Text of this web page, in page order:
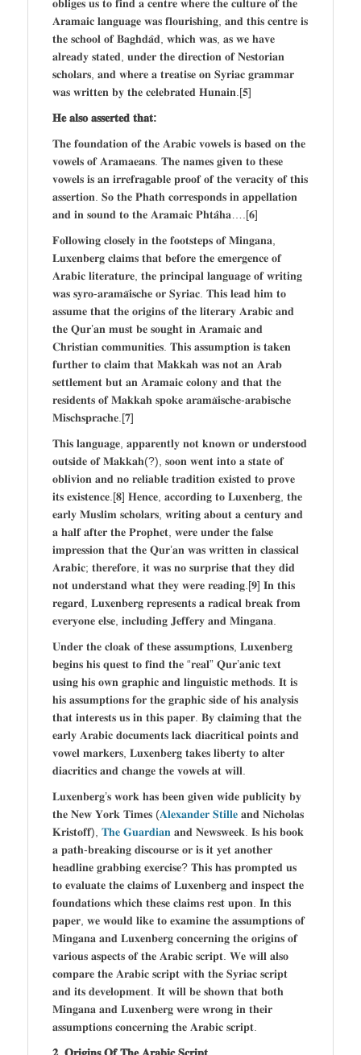
𝐨𝐛𝐥𝐢𝐠𝐞𝐬 𝐮𝐬 𝐭𝐨 𝐟𝐢𝐧𝐝 𝐚 𝐜𝐞𝐧𝐭𝐫𝐞 𝐰𝐡𝐞𝐫𝐞 𝐭𝐡𝐞 𝐜𝐮𝐥𝐭𝐮𝐫𝐞 𝐨𝐟 𝐭𝐡𝐞
𝐀𝐫𝐚𝐦𝐚𝐢𝐜 𝐥𝐚𝐧𝐠𝐮𝐚𝐠𝐞 𝐰𝐚𝐬 𝐟𝐥𝐨𝐮𝐫𝐢𝐬𝐡𝐢𝐧𝐠, 𝐚𝐧𝐝 𝐭𝐡𝐢𝐬 𝐜𝐞𝐧𝐭𝐫𝐞 𝐢𝐬
𝐭𝐡𝐞 𝐬𝐜𝐡𝐨𝐨𝐥 𝐨𝐟 𝐁𝐚𝐠𝐡𝐝𝐚̂𝐝, 𝐰𝐡𝐢𝐜𝐡 𝐰𝐚𝐬, 𝐚𝐬 𝐰𝐞 𝐡𝐚𝐯𝐞
𝐚𝐥𝐫𝐞𝐚𝐝𝐲 𝐬𝐭𝐚𝐭𝐞𝐝, 𝐮𝐧𝐝𝐞𝐫 𝐭𝐡𝐞 𝐝𝐢𝐫𝐞𝐜𝐭𝐢𝐨𝐧 𝐨𝐟 𝐍𝐞𝐬𝐭𝐨𝐫𝐢𝐚𝐧
𝐬𝐜𝐡𝐨𝐥𝐚𝐫𝐬, 𝐚𝐧𝐝 𝐰𝐡𝐞𝐫𝐞 𝐚 𝐭𝐫𝐞𝐚𝐭𝐢𝐬𝐞 𝐨𝐧 𝐒𝐲𝐫𝐢𝐚𝐜 𝐠𝐫𝐚𝐦𝐦𝐚𝐫
𝐰𝐚𝐬 𝐰𝐫𝐢𝐭𝐭𝐞𝐧 𝐛𝐲 𝐭𝐡𝐞 𝐜𝐞𝐥𝐞𝐛𝐫𝐚𝐭𝐞𝐝 𝐇𝐮𝐧𝐚𝐢𝐧.[𝟓]
𝐇𝐞 𝐚𝐥𝐬𝐨 𝐚𝐬𝐬𝐞𝐫𝐭𝐞𝐝 𝐭𝐡𝐚𝐭:
𝐓𝐡𝐞 𝐟𝐨𝐮𝐧𝐝𝐚𝐭𝐢𝐨𝐧 𝐨𝐟 𝐭𝐡𝐞 𝐀𝐫𝐚𝐛𝐢𝐜 𝐯𝐨𝐰𝐞𝐥𝐬 𝐢𝐬 𝐛𝐚𝐬𝐞𝐝 𝐨𝐧 𝐭𝐡𝐞
𝐯𝐨𝐰𝐞𝐥𝐬 𝐨𝐟 𝐀𝐫𝐚𝐦𝐚𝐞𝐚𝐧𝐬. 𝐓𝐡𝐞 𝐧𝐚𝐦𝐞𝐬 𝐠𝐢𝐯𝐞𝐧 𝐭𝐨 𝐭𝐡𝐞𝐬𝐞
𝐯𝐨𝐰𝐞𝐥𝐬 𝐢𝐬 𝐚𝐧 𝐢𝐫𝐫𝐞𝐟𝐫𝐚𝐠𝐚𝐛𝐥𝐞 𝐩𝐫𝐨𝐨𝐟 𝐨𝐟 𝐭𝐡𝐞 𝐯𝐞𝐫𝐚𝐜𝐢𝐭𝐲 𝐨𝐟 𝐭𝐡𝐢𝐬
𝐚𝐬𝐬𝐞𝐫𝐭𝐢𝐨𝐧. 𝐒𝐨 𝐭𝐡𝐞 𝐏𝐡𝐚𝐭𝐡 𝐜𝐨𝐫𝐫𝐞𝐬𝐩𝐨𝐧𝐝𝐬 𝐢𝐧 𝐚𝐩𝐩𝐞𝐥𝐥𝐚𝐭𝐢𝐨𝐧
𝐚𝐧𝐝 𝐢𝐧 𝐬𝐨𝐮𝐧𝐝 𝐭𝐨 𝐭𝐡𝐞 𝐀𝐫𝐚𝐦𝐚𝐢𝐜 𝐏𝐡𝐭𝐚̂𝐡𝐚….[𝟔]
𝐅𝐨𝐥𝐥𝐨𝐰𝐢𝐧𝐠 𝐜𝐥𝐨𝐬𝐞𝐥𝐲 𝐢𝐧 𝐭𝐡𝐞 𝐟𝐨𝐨𝐭𝐬𝐭𝐞𝐩𝐬 𝐨𝐟 𝐌𝐢𝐧𝐠𝐚𝐧𝐚,
𝐋𝐮𝐱𝐞𝐧𝐛𝐞𝐫𝐠 𝐜𝐥𝐚𝐢𝐦𝐬 𝐭𝐡𝐚𝐭 𝐛𝐞𝐟𝐨𝐫𝐞 𝐭𝐡𝐞 𝐞𝐦𝐞𝐫𝐠𝐞𝐧𝐜𝐞 𝐨𝐟
𝐀𝐫𝐚𝐛𝐢𝐜 𝐥𝐢𝐭𝐞𝐫𝐚𝐭𝐮𝐫𝐞, 𝐭𝐡𝐞 𝐩𝐫𝐢𝐧𝐜𝐢𝐩𝐚𝐥 𝐥𝐚𝐧𝐠𝐮𝐚𝐠𝐞 𝐨𝐟 𝐰𝐫𝐢𝐭𝐢𝐧𝐠
𝐰𝐚𝐬 𝐬𝐲𝐫𝐨-𝐚𝐫𝐚𝐦𝐚̈𝐢𝐬𝐜𝐡𝐞 𝐨𝐫 𝐒𝐲𝐫𝐢𝐚𝐜. 𝐓𝐡𝐢𝐬 𝐥𝐞𝐚𝐝 𝐡𝐢𝐦 𝐭𝐨
𝐚𝐬𝐬𝐮𝐦𝐞 𝐭𝐡𝐚𝐭 𝐭𝐡𝐞 𝐨𝐫𝐢𝐠𝐢𝐧𝐬 𝐨𝐟 𝐭𝐡𝐞 𝐥𝐢𝐭𝐞𝐫𝐚𝐫𝐲 𝐀𝐫𝐚𝐛𝐢𝐜 𝐚𝐧𝐝
𝐭𝐡𝐞 𝐐𝐮𝐫’𝐚𝐧 𝐦𝐮𝐬𝐭 𝐛𝐞 𝐬𝐨𝐮𝐠𝐡𝐭 𝐢𝐧 𝐀𝐫𝐚𝐦𝐚𝐢𝐜 𝐚𝐧𝐝
𝐂𝐡𝐫𝐢𝐬𝐭𝐢𝐚𝐧 𝐜𝐨𝐦𝐦𝐮𝐧𝐢𝐭𝐢𝐞𝐬. 𝐓𝐡𝐢𝐬 𝐚𝐬𝐬𝐮𝐦𝐩𝐭𝐢𝐨𝐧 𝐢𝐬 𝐭𝐚𝐤𝐞𝐧
𝐟𝐮𝐫𝐭𝐡𝐞𝐫 𝐭𝐨 𝐜𝐥𝐚𝐢𝐦 𝐭𝐡𝐚𝐭 𝐌𝐚𝐤𝐤𝐚𝐡 𝐰𝐚𝐬 𝐧𝐨𝐭 𝐚𝐧 𝐀𝐫𝐚𝐛
𝐬𝐞𝐭𝐭𝐥𝐞𝐦𝐞𝐧𝐭 𝐛𝐮𝐭 𝐚𝐧 𝐀𝐫𝐚𝐦𝐚𝐢𝐜 𝐜𝐨𝐥𝐨𝐧𝐲 𝐚𝐧𝐝 𝐭𝐡𝐚𝐭 𝐭𝐡𝐞
𝐫𝐞𝐬𝐢𝐝𝐞𝐧𝐭𝐬 𝐨𝐟 𝐌𝐚𝐤𝐤𝐚𝐡 𝐬𝐩𝐨𝐤𝐞 𝐚𝐫𝐚𝐦𝐚̈𝐢𝐬𝐜𝐡𝐞-𝐚𝐫𝐚𝐛𝐢𝐬𝐜𝐡𝐞
𝐌𝐢𝐬𝐜𝐡𝐬𝐩𝐫𝐚𝐜𝐡𝐞.[𝟕]
𝐓𝐡𝐢𝐬 𝐥𝐚𝐧𝐠𝐮𝐚𝐠𝐞, 𝐚𝐩𝐩𝐚𝐫𝐞𝐧𝐭𝐥𝐲 𝐧𝐨𝐭 𝐤𝐧𝐨𝐰𝐧 𝐨𝐫 𝐮𝐧𝐝𝐞𝐫𝐬𝐭𝐨𝐨𝐝
𝐨𝐮𝐭𝐬𝐢𝐝𝐞 𝐨𝐟 𝐌𝐚𝐤𝐤𝐚𝐡(?), 𝐬𝐨𝐨𝐧 𝐰𝐞𝐧𝐭 𝐢𝐧𝐭𝐨 𝐚 𝐬𝐭𝐚𝐭𝐞 𝐨𝐟
𝐨𝐛𝐥𝐢𝐯𝐢𝐨𝐧 𝐚𝐧𝐝 𝐧𝐨 𝐫𝐞𝐥𝐢𝐚𝐛𝐥𝐞 𝐭𝐫𝐚𝐝𝐢𝐭𝐢𝐨𝐧 𝐞𝐱𝐢𝐬𝐭𝐞𝐝 𝐭𝐨 𝐩𝐫𝐨𝐯𝐞
𝐢𝐭𝐬 𝐞𝐱𝐢𝐬𝐭𝐞𝐧𝐜𝐞.[𝟖] 𝐇𝐞𝐧𝐜𝐞, 𝐚𝐜𝐜𝐨𝐫𝐝𝐢𝐧𝐠 𝐭𝐨 𝐋𝐮𝐱𝐞𝐧𝐛𝐞𝐫𝐠, 𝐭𝐡𝐞
𝐞𝐚𝐫𝐥𝐲 𝐌𝐮𝐬𝐥𝐢𝐦 𝐬𝐜𝐡𝐨𝐥𝐚𝐫𝐬, 𝐰𝐫𝐢𝐭𝐢𝐧𝐠 𝐚𝐛𝐨𝐮𝐭 𝐚 𝐜𝐞𝐧𝐭𝐮𝐫𝐲 𝐚𝐧𝐝
𝐚 𝐡𝐚𝐥𝐟 𝐚𝐟𝐭𝐞𝐫 𝐭𝐡𝐞 𝐏𝐫𝐨𝐩𝐡𝐞𝐭, 𝐰𝐞𝐫𝐞 𝐮𝐧𝐝𝐞𝐫 𝐭𝐡𝐞 𝐟𝐚𝐥𝐬𝐞
𝐢𝐦𝐩𝐫𝐞𝐬𝐬𝐢𝐨𝐧 𝐭𝐡𝐚𝐭 𝐭𝐡𝐞 𝐐𝐮𝐫’𝐚𝐧 𝐰𝐚𝐬 𝐰𝐫𝐢𝐭𝐭𝐞𝐧 𝐢𝐧 𝐜𝐥𝐚𝐬𝐬𝐢𝐜𝐚𝐥
𝐀𝐫𝐚𝐛𝐢𝐜; 𝐭𝐡𝐞𝐫𝐞𝐟𝐨𝐫𝐞, 𝐢𝐭 𝐰𝐚𝐬 𝐧𝐨 𝐬𝐮𝐫𝐩𝐫𝐢𝐬𝐞 𝐭𝐡𝐚𝐭 𝐭𝐡𝐞𝐲 𝐝𝐢𝐝
𝐧𝐨𝐭 𝐮𝐧𝐝𝐞𝐫𝐬𝐭𝐚𝐧𝐝 𝐰𝐡𝐚𝐭 𝐭𝐡𝐞𝐲 𝐰𝐞𝐫𝐞 𝐫𝐞𝐚𝐝𝐢𝐧𝐠.[𝟗] 𝐈𝐧 𝐭𝐡𝐢𝐬
𝐫𝐞𝐠𝐚𝐫𝐝, 𝐋𝐮𝐱𝐞𝐧𝐛𝐞𝐫𝐠 𝐫𝐞𝐩𝐫𝐞𝐬𝐞𝐧𝐭𝐬 𝐚 𝐫𝐚𝐝𝐢𝐜𝐚𝐥 𝐛𝐫𝐞𝐚𝐤 𝐟𝐫𝐨𝐦
𝐞𝐯𝐞𝐫𝐲𝐨𝐧𝐞 𝐞𝐥𝐬𝐞, 𝐢𝐧𝐜𝐥𝐮𝐝𝐢𝐧𝐠 𝐉𝐞𝐟𝐟𝐞𝐫𝐲 𝐚𝐧𝐝 𝐌𝐢𝐧𝐠𝐚𝐧𝐚.
𝐔𝐧𝐝𝐞𝐫 𝐭𝐡𝐞 𝐜𝐥𝐨𝐚𝐤 𝐨𝐟 𝐭𝐡𝐞𝐬𝐞 𝐚𝐬𝐬𝐮𝐦𝐩𝐭𝐢𝐨𝐧𝐬, 𝐋𝐮𝐱𝐞𝐧𝐛𝐞𝐫𝐠
𝐛𝐞𝐠𝐢𝐧𝐬 𝐡𝐢𝐬 𝐪𝐮𝐞𝐬𝐭 𝐭𝐨 𝐟𝐢𝐧𝐝 𝐭𝐡𝐞 “𝐫𝐞𝐚𝐥” 𝐐𝐮𝐫’𝐚𝐧𝐢𝐜 𝐭𝐞𝐱𝐭
𝐮𝐬𝐢𝐧𝐠 𝐡𝐢𝐬 𝐨𝐰𝐧 𝐠𝐫𝐚𝐩𝐡𝐢𝐜 𝐚𝐧𝐝 𝐥𝐢𝐧𝐠𝐮𝐢𝐬𝐭𝐢𝐜 𝐦𝐞𝐭𝐡𝐨𝐝𝐬. 𝐈𝐭 𝐢𝐬
𝐡𝐢𝐬 𝐚𝐬𝐬𝐮𝐦𝐩𝐭𝐢𝐨𝐧𝐬 𝐟𝐨𝐫 𝐭𝐡𝐞 𝐠𝐫𝐚𝐩𝐡𝐢𝐜 𝐬𝐢𝐝𝐞 𝐨𝐟 𝐡𝐢𝐬 𝐚𝐧𝐚𝐥𝐲𝐬𝐢𝐬
𝐭𝐡𝐚𝐭 𝐢𝐧𝐭𝐞𝐫𝐞𝐬𝐭𝐬 𝐮𝐬 𝐢𝐧 𝐭𝐡𝐢𝐬 𝐩𝐚𝐩𝐞𝐫. 𝐁𝐲 𝐜𝐥𝐚𝐢𝐦𝐢𝐧𝐠 𝐭𝐡𝐚𝐭 𝐭𝐡𝐞
𝐞𝐚𝐫𝐥𝐲 𝐀𝐫𝐚𝐛𝐢𝐜 𝐝𝐨𝐜𝐮𝐦𝐞𝐧𝐭𝐬 𝐥𝐚𝐜𝐤 𝐝𝐢𝐚𝐜𝐫𝐢𝐭𝐢𝐜𝐚𝐥 𝐩𝐨𝐢𝐧𝐭𝐬 𝐚𝐧𝐝
𝐯𝐨𝐰𝐞𝐥 𝐦𝐚𝐫𝐤𝐞𝐫𝐬, 𝐋𝐮𝐱𝐞𝐧𝐛𝐞𝐫𝐠 𝐭𝐚𝐤𝐞𝐬 𝐥𝐢𝐛𝐞𝐫𝐭𝐲 𝐭𝐨 𝐚𝐥𝐭𝐞𝐫
𝐝𝐢𝐚𝐜𝐫𝐢𝐭𝐢𝐜𝐬 𝐚𝐧𝐝 𝐜𝐡𝐚𝐧𝐠𝐞 𝐭𝐡𝐞 𝐯𝐨𝐰𝐞𝐥𝐬 𝐚𝐭 𝐰𝐢𝐥𝐥.
𝐋𝐮𝐱𝐞𝐧𝐛𝐞𝐫𝐠’𝐬 𝐰𝐨𝐫𝐤 𝐡𝐚𝐬 𝐛𝐞𝐞𝐧 𝐠𝐢𝐯𝐞𝐧 𝐰𝐢𝐝𝐞 𝐩𝐮𝐛𝐥𝐢𝐜𝐢𝐭𝐲 𝐛𝐲
𝐭𝐡𝐞 𝐍𝐞𝐰 𝐘𝐨𝐫𝐤 𝐓𝐢𝐦𝐞𝐬 (𝐀𝐥𝐞𝐱𝐚𝐧𝐝𝐞𝐫 𝐒𝐭𝐢𝐥𝐥𝐞 𝐚𝐧𝐝 𝐍𝐢𝐜𝐡𝐨𝐥𝐚𝐬
𝐊𝐫𝐢𝐬𝐭𝐨𝐟𝐟), 𝐓𝐡𝐞 𝐆𝐮𝐚𝐫𝐝𝐢𝐚𝐧 𝐚𝐧𝐝 𝐍𝐞𝐰𝐬𝐰𝐞𝐞𝐤. 𝐈𝐬 𝐡𝐢𝐬 𝐛𝐨𝐨𝐤
𝐚 𝐩𝐚𝐭𝐡-𝐛𝐫𝐞𝐚𝐤𝐢𝐧𝐠 𝐝𝐢𝐬𝐜𝐨𝐮𝐫𝐬𝐞 𝐨𝐫 𝐢𝐬 𝐢𝐭 𝐲𝐞𝐭 𝐚𝐧𝐨𝐭𝐡𝐞𝐫
𝐡𝐞𝐚𝐝𝐥𝐢𝐧𝐞 𝐠𝐫𝐚𝐛𝐛𝐢𝐧𝐠 𝐞𝐱𝐞𝐫𝐜𝐢𝐬𝐞? 𝐓𝐡𝐢𝐬 𝐡𝐚𝐬 𝐩𝐫𝐨𝐦𝐩𝐭𝐞𝐝 𝐮𝐬
𝐭𝐨 𝐞𝐯𝐚𝐥𝐮𝐚𝐭𝐞 𝐭𝐡𝐞 𝐜𝐥𝐚𝐢𝐦𝐬 𝐨𝐟 𝐋𝐮𝐱𝐞𝐧𝐛𝐞𝐫𝐠 𝐚𝐧𝐝 𝐢𝐧𝐬𝐩𝐞𝐜𝐭 𝐭𝐡𝐞
𝐟𝐨𝐮𝐧𝐝𝐚𝐭𝐢𝐨𝐧𝐬 𝐰𝐡𝐢𝐜𝐡 𝐭𝐡𝐞𝐬𝐞 𝐜𝐥𝐚𝐢𝐦𝐬 𝐫𝐞𝐬𝐭 𝐮𝐩𝐨𝐧. 𝐈𝐧 𝐭𝐡𝐢𝐬
𝐩𝐚𝐩𝐞𝐫, 𝐰𝐞 𝐰𝐨𝐮𝐥𝐝 𝐥𝐢𝐤𝐞 𝐭𝐨 𝐞𝐱𝐚𝐦𝐢𝐧𝐞 𝐭𝐡𝐞 𝐚𝐬𝐬𝐮𝐦𝐩𝐭𝐢𝐨𝐧𝐬 𝐨𝐟
𝐌𝐢𝐧𝐠𝐚𝐧𝐚 𝐚𝐧𝐝 𝐋𝐮𝐱𝐞𝐧𝐛𝐞𝐫𝐠 𝐜𝐨𝐧𝐜𝐞𝐫𝐧𝐢𝐧𝐠 𝐭𝐡𝐞 𝐨𝐫𝐢𝐠𝐢𝐧𝐬 𝐨𝐟
𝐯𝐚𝐫𝐢𝐨𝐮𝐬 𝐚𝐬𝐩𝐞𝐜𝐭𝐬 𝐨𝐟 𝐭𝐡𝐞 𝐀𝐫𝐚𝐛𝐢𝐜 𝐬𝐜𝐫𝐢𝐩𝐭. 𝐖𝐞 𝐰𝐢𝐥𝐥 𝐚𝐥𝐬𝐨
𝐜𝐨𝐦𝐩𝐚𝐫𝐞 𝐭𝐡𝐞 𝐀𝐫𝐚𝐛𝐢𝐜 𝐬𝐜𝐫𝐢𝐩𝐭 𝐰𝐢𝐭𝐡 𝐭𝐡𝐞 𝐒𝐲𝐫𝐢𝐚𝐜 𝐬𝐜𝐫𝐢𝐩𝐭
𝐚𝐧𝐝 𝐢𝐭𝐬 𝐝𝐞𝐯𝐞𝐥𝐨𝐩𝐦𝐞𝐧𝐭. 𝐈𝐭 𝐰𝐢𝐥𝐥 𝐛𝐞 𝐬𝐡𝐨𝐰𝐧 𝐭𝐡𝐚𝐭 𝐛𝐨𝐭𝐡
𝐌𝐢𝐧𝐠𝐚𝐧𝐚 𝐚𝐧𝐝 𝐋𝐮𝐱𝐞𝐧𝐛𝐞𝐫𝐠 𝐰𝐞𝐫𝐞 𝐰𝐫𝐨𝐧𝐠 𝐢𝐧 𝐭𝐡𝐞𝐢𝐫
𝐚𝐬𝐬𝐮𝐦𝐩𝐭𝐢𝐨𝐧𝐬 𝐜𝐨𝐧𝐜𝐞𝐫𝐧𝐢𝐧𝐠 𝐭𝐡𝐞 𝐀𝐫𝐚𝐛𝐢𝐜 𝐬𝐜𝐫𝐢𝐩𝐭.